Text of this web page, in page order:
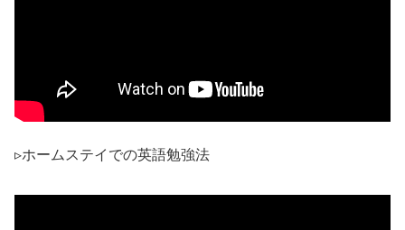
▹ホームステイでの英語勉強法